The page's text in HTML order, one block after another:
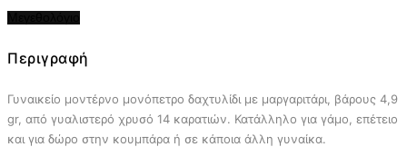
Περιγραφή
Γυναικείο μοντέρνο μονόπετρο δαχτυλίδι με μαργαριτάρι, βάρους 4,9
gr, από γυαλιστερό χρυσό 14 καρατιών. Κατάλληλο για γάμο, επέτειο
και για δώρο στην κουμπάρα ή σε κάποια άλλη γυναίκα.